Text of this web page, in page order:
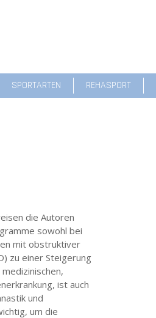
SPORTARTEN REHASPORT
die Autoren
sowohl bei
mit obstruktiver
zu einer Steigerung
ist auch
und
um die